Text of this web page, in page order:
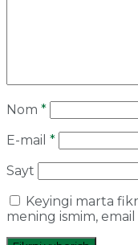
Nom *
E-mail *
Sayt
Keyingi marta
mening ismim,